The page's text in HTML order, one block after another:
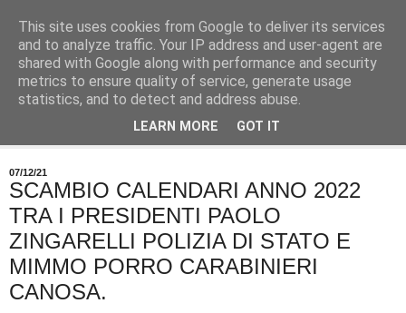
07/12/21
SCAMBIO CALENDARI ANNO 2022
TRA I PRESIDENTI PAOLO
ZINGARELLI POLIZIA DI STATO E
MIMMO PORRO CARABINIERI
CANOSA.
This site uses cookies from Google to deliver its services
and to analyze traffic. Your IP address and user-agent are
shared with Google along with performance and security
metrics to ensure quality of service, generate usage
statistics, and to detect and address abuse.
LEARN MORE GOT IT